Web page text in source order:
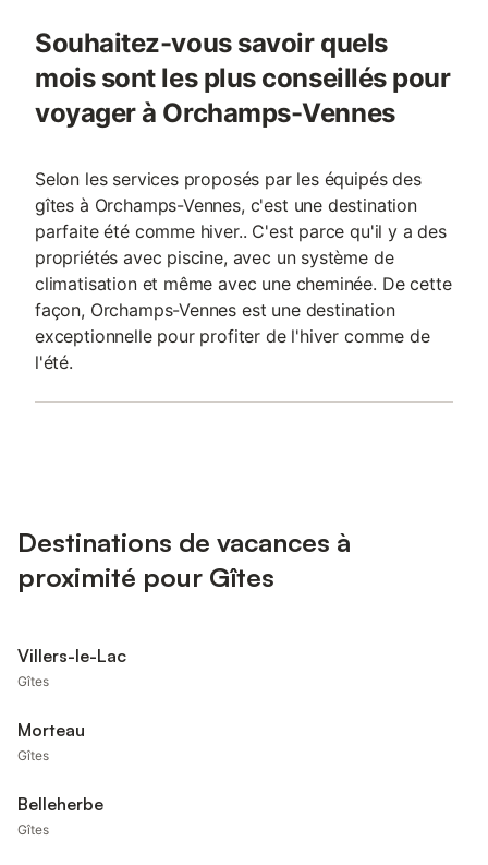
Souhaitez-vous savoir quels
mois sont les plus conseillés pour
voyager à Orchamps-Vennes
Selon les services proposés par les équipés des
gîtes à Orchamps-Vennes, c'est une destination
parfaite été comme hiver.. C'est parce qu'il y a des
propriétés avec piscine, avec un système de
climatisation et même avec une cheminée. De cette
façon, Orchamps-Vennes est une destination
exceptionnelle pour profiter de l'hiver comme de
l'été.
Destinations de vacances à
proximité pour Gîtes
Villers-le-Lac
Gîtes
Morteau
Gîtes
Belleherbe
Gîtes